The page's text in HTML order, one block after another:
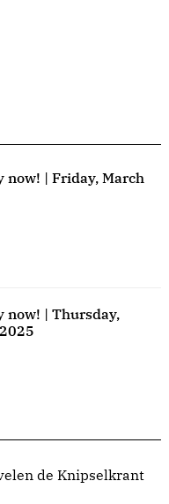
now! | Friday, March
now! | Thursday,
de Knipselkrant